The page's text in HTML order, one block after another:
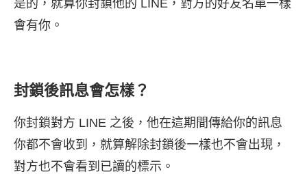
是的，就算你封鎖他的 LINE，對方的好友名單一樣
會有你。
封鎖後訊息會怎樣？
你封鎖對方 LINE 之後，他在這期間傳給你的訊息
你都不會收到，就算解除封鎖後一樣也不會出現，
對方也不會看到已讀的標示。